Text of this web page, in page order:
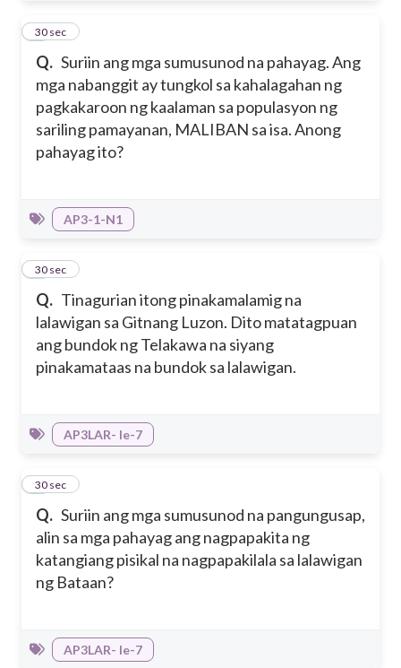
Q. Suriin ang mga sumusunod na pahayag. Ang
mga nabanggit ay tungkol sa kahalagahan ng
pagkakaroon ng kaalaman sa populasyon ng
sariling pamayanan, MALIBAN sa isa. Anong
pahayag ito?
5
30 sec
AP3-1-N1
Q. Tinagurian itong pinakamalamig na
lalawigan sa Gitnang Luzon. Dito matatagpuan
ang bundok ng Telakawa na siyang
pinakamataas na bundok sa lalawigan.
6
30 sec
AP3LAR- Ie-7
Q. Suriin ang mga sumusunod na pangungusap,
alin sa mga pahayag ang nagpapakita ng
katangiang pisikal na nagpapakilala sa lalawigan
ng Bataan?
7
30 sec
AP3LAR- Ie-7